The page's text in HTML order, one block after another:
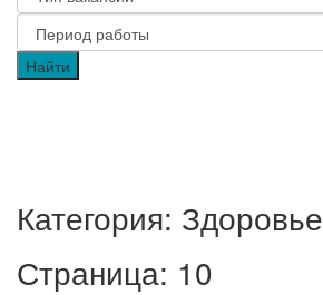
Категория: Здоровье
Страница: 10